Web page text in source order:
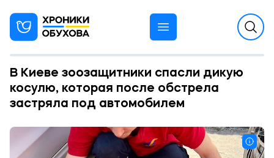
В Киеве зоозащитники спасли дикую
косулю, которая после обстрела
застряла под автомобилем